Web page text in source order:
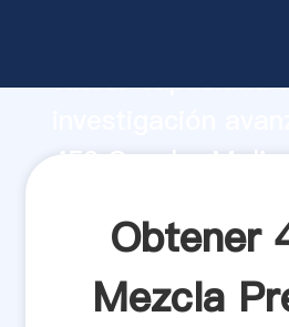
fuerte capacidad
450 Caucho
Obtener
Mezcla